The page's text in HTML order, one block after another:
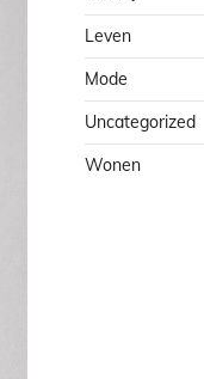
Leven
Mode
Uncategorized
Wonen